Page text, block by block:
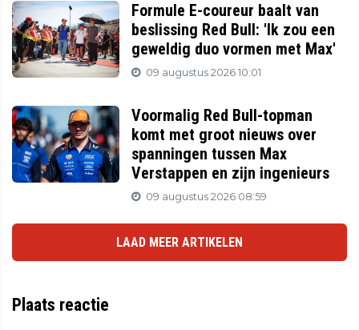
Formule E-coureur baalt van
beslissing Red Bull: 'Ik zou een
geweldig duo vormen met Max'
09 augustus 2026 10:01
Voormalig Red Bull-topman
komt met groot nieuws over
spanningen tussen Max
Verstappen en zijn ingenieurs
09 augustus 2026 08:59
LAAD MEER ARTIKELEN
Plaats reactie